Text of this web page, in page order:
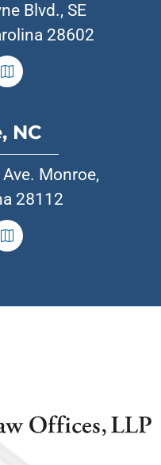
Blvd., SE
28602
NC
Monroe,
28112